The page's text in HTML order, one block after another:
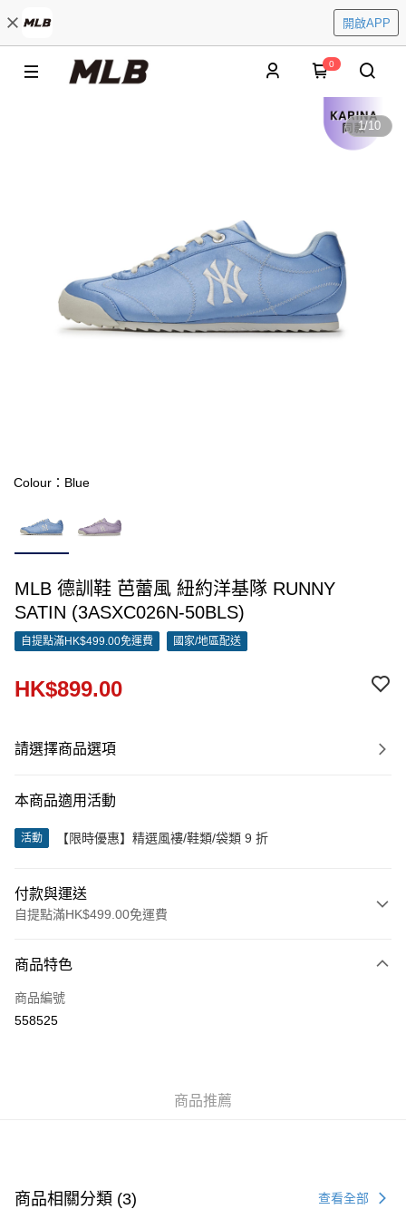
開啟APP
0
1/10
Colour：Blue
MLB 德訓鞋 芭蕾風 紐約洋基隊 RUNNY
SATIN (3ASXC026N-50BLS)
自提點滿HK$499.00免運費 國家/地區配送
HK$899.00
請選擇商品選項
本商品適用活動
活動 【限時優惠】精選風褸/鞋類/袋類 9 折
付款與運送
自提點滿HK$499.00免運費
信用卡
Apple Pay
每筆HK$50.00，滿HK$499.00或以上免運費
商品特色
商品編號
558525
商品推薦
商品相關分類 (3) 查看全部